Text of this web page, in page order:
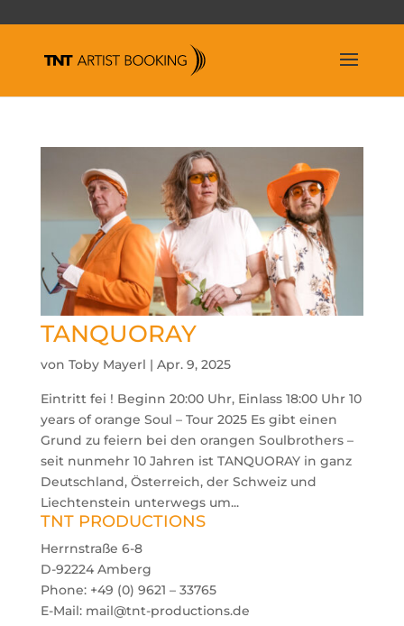
TANQUORAY
von Toby Mayerl | Apr. 9, 2025
Eintritt fei ! Beginn 20:00 Uhr, Einlass 18:00 Uhr 10
years of orange Soul – Tour 2025 Es gibt einen
Grund zu feiern bei den orangen Soulbrothers –
seit nunmehr 10 Jahren ist TANQUORAY in ganz
Deutschland, Österreich, der Schweiz und
Liechtenstein unterwegs um...
TNT PRODUCTIONS
Herrnstraße 6-8
D-92224 Amberg
Phone: +49 (0) 9621 – 33765
E-Mail: mail@tnt-productions.de